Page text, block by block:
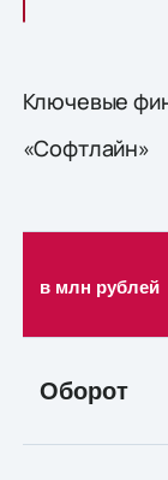
Ключевые
«Софтлайн»
в млн рублей
Оборот